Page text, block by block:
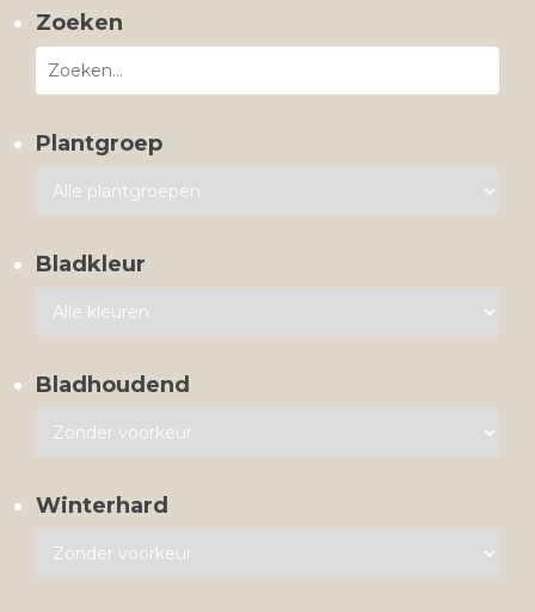
Zoeken
Plantgroep
Bladkleur
Bladhoudend
Winterhard